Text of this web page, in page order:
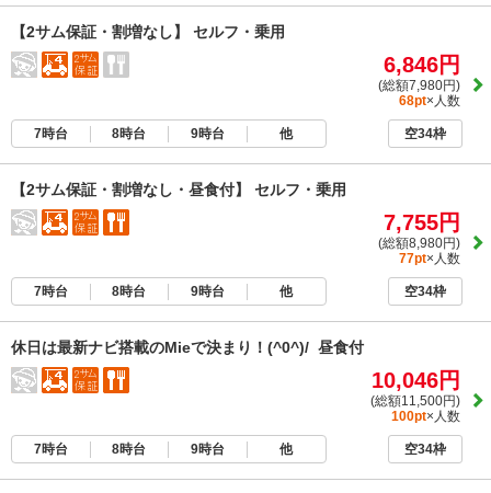
【2サム保証・割増なし】 セルフ・乗用
6,846円
(総額7,980円)
68pt×人数
7時台 8時台 9時台 他 空34枠
【2サム保証・割増なし・昼食付】 セルフ・乗用
7,755円
(総額8,980円)
77pt×人数
7時台 8時台 9時台 他 空34枠
休日は最新ナビ搭載のMieで決まり！(^0^)/ 昼食付
10,046円
(総額11,500円)
100pt×人数
7時台 8時台 9時台 他 空34枠